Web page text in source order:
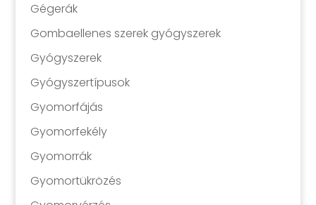
Gégerák
Gombaellenes szerek gyógyszerek
Gyógyszerek
Gyógyszertípusok
Gyomorfájás
Gyomorfekély
Gyomorrák
Gyomortükrözés